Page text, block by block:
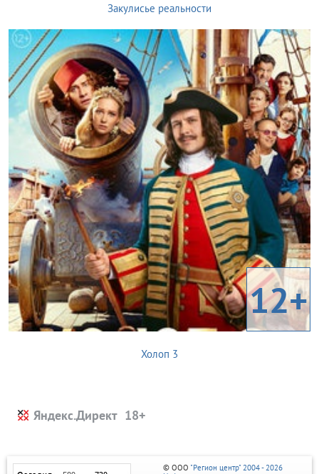
Закулисье реальности
12+
Холоп 3
Яндекс.Директ
© ООО "Регион центр" 2004 - 2026